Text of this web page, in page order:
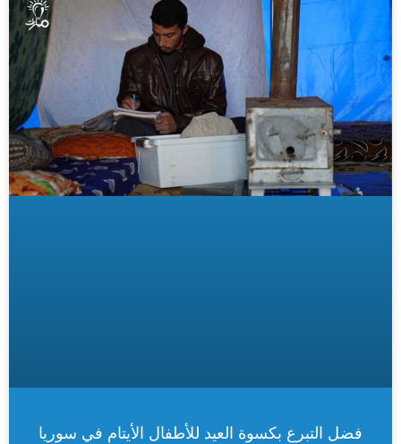
فضل التبرع بكسوة العيد للأطفال الأيتام في سوريا